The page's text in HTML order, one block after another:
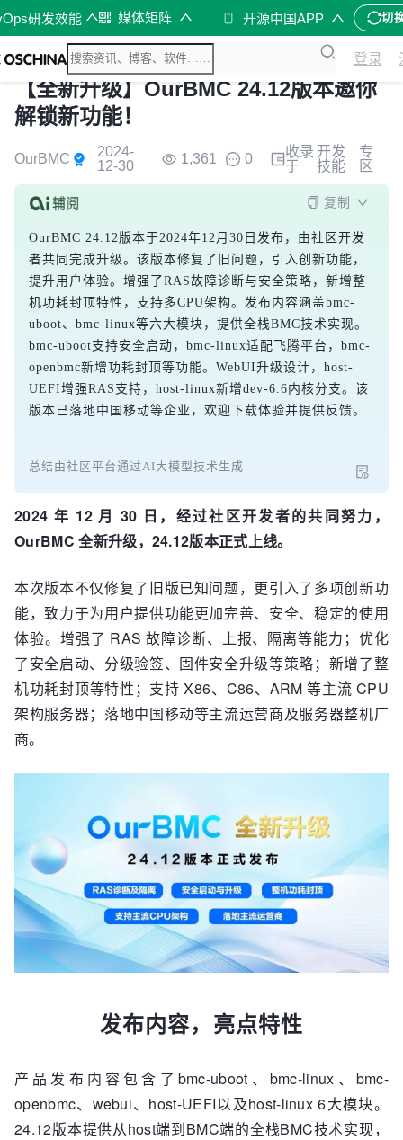
研发效能 媒体矩阵 开源中国APP 切
登录
【全新升级】OurBMC 24.12版本邀你
解锁新功能！
OurBMC
2024-
12-30
1,361 0
收录
于
开发
技能
专
区
复制
OurBMC 24.12版本于2024年12月30日发布，由社区开发
者共同完成升级。该版本修复了旧问题，引入创新功能，
提升用户体验。增强了RAS故障诊断与安全策略，新增整
机功耗封顶特性，支持多CPU架构。发布内容涵盖bmc-
uboot、bmc-linux等六大模块，提供全栈BMC技术实现。
bmc-uboot支持安全启动，bmc-linux适配飞腾平台，bmc-
openbmc新增功耗封顶等功能。WebUI升级设计，host-
UEFI增强RAS支持，host-linux新增dev-6.6内核分支。该
版本已落地中国移动等企业，欢迎下载体验并提供反馈。
总结由社区平台通过AI大模型技术生成
2024 年 12 月 30 日，经过社区开发者的共同努力，
OurBMC 全新升级，24.12版本正式上线。
本次版本不仅修复了旧版已知问题，更引入了多项创新功
能，致力于为用户提供功能更加完善、安全、稳定的使用
体验。增强了 RAS 故障诊断、上报、隔离等能力；优化
了安全启动、分级验签、固件安全升级等策略；新增了整
机功耗封顶等特性；支持 X86、C86、ARM 等主流 CPU
架构服务器；落地中国移动等主流运营商及服务器整机厂
商。
发布内容，亮点特性
产品发布内容包含了bmc-uboot、bmc-linux、bmc-
openbmc、webui、host-UEFI以及host-linux 6大模块。
24.12版本提供从host端到BMC端的全栈BMC技术实现，